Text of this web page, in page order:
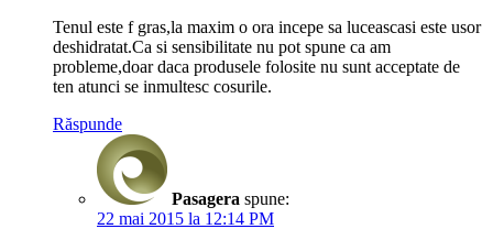
Tenul este f gras,la maxim o ora incepe sa luceascasi este usor
deshidratat.Ca si sensibilitate nu pot spune ca am
probleme,doar daca produsele folosite nu sunt acceptate de
ten atunci se inmultesc cosurile.
Răspunde
Pasagera spune:
22 mai 2015 la 12:14 PM